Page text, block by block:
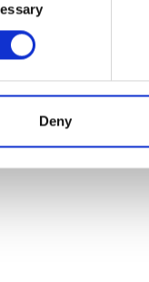
Deny
.PARAMÈTRES DES